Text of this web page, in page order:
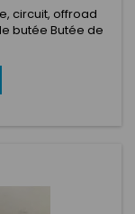
circuit, offroad
butée Butée de
Câble de
engagé
SUR DEMANDE:
de friction Kit